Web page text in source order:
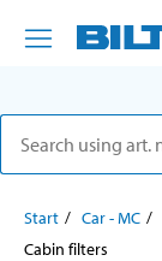
Start Car - MC
Cabin filters